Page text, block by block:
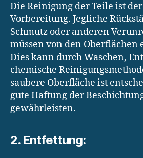
Die Reinigung der Teile ist
Vorbereitung. Jegliche
Schmutz oder anderen
müssen von den
Dies kann durch Waschen,
chemische
saubere Oberfläche ist
gute Haftung der
gewährleisten.
2. Entfettung: